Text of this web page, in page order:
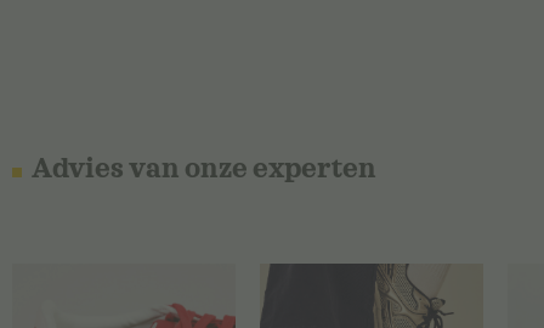
Advies van onze experten